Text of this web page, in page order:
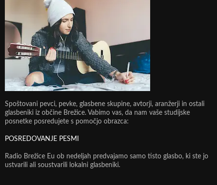
Spoštovani pevci, pevke, glasbene skupine, avtorji, aranžerji in ostali
glasbeniki iz občine Brežice. Vabimo vas, da nam vaše studijske
posnetke posredujete s pomočjo obrazca:
POSREDOVANJE PESMI
Radio Brežice Eu ob nedeljah predvajamo samo tisto glasbo, ki ste jo
ustvarili ali soustvarili lokalni glasbeniki.